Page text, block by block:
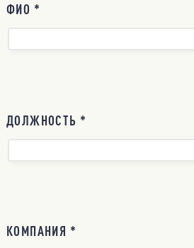
ФИО *
ДОЛЖНОСТЬ *
КОМПАНИЯ *